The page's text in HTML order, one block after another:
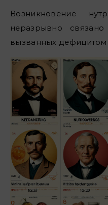
Возникновение
неразрывно
вызванных дефицитом